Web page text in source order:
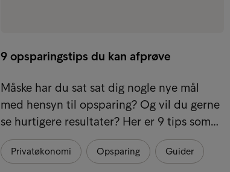
9 opsparingstips du kan afprøve
Måske har du sat sat dig nogle nye mål
med hensyn til opsparing? Og vil du gerne
se hurtigere resultater? Her er 9 tips som…
Privatøkonomi Opsparing Guider